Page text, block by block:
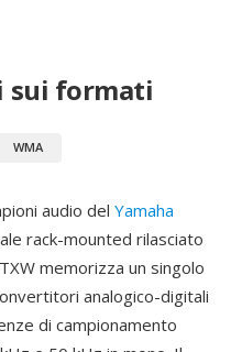
sui formati
WMA
audio del Yamaha
rack-mounted rilasciato
memorizza un singolo
analogico-digitali
di campionamento